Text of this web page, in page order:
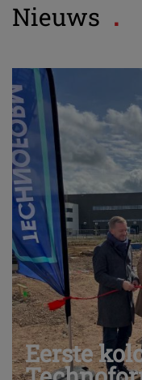
Nieuws
Eerste